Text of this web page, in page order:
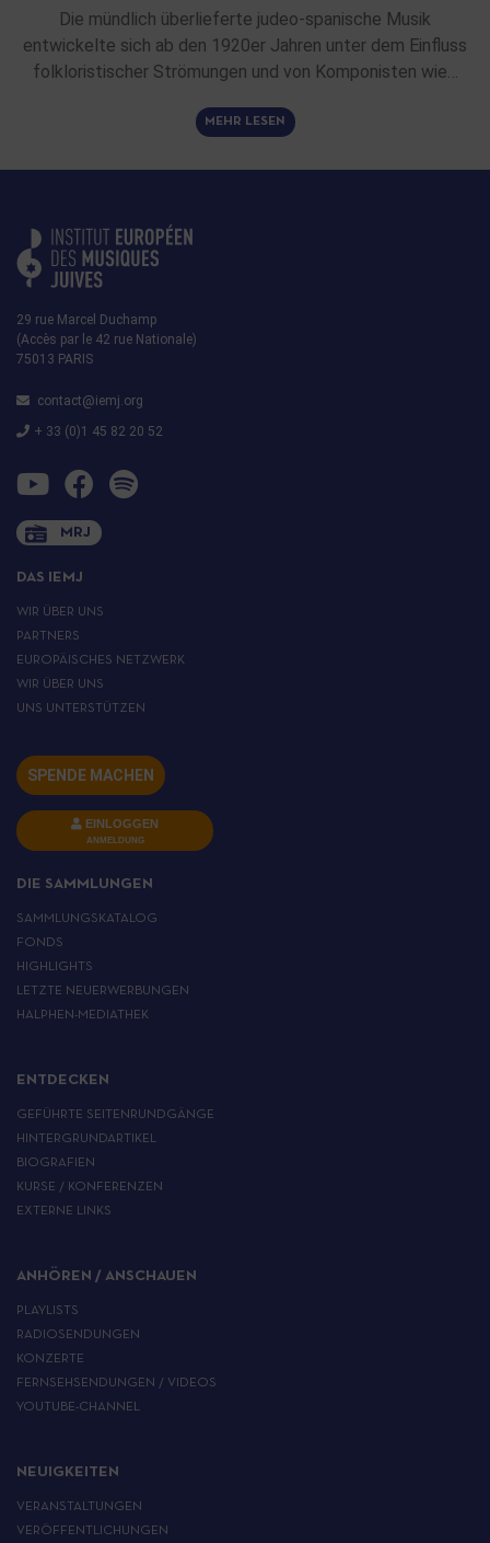
Die mündlich überlieferte judeo-spanische Musik
entwickelte sich ab den 1920er Jahren unter dem Einfluss
folkloristischer Strömungen und von Komponisten wie…
MEHR LESEN
29 rue Marcel Duchamp
(Accès par le 42 rue Nationale)
75013 PARIS
contact@iemj.org
+ 33 (0)1 45 82 20 52
MRJ
DAS IEMJ
WIR ÜBER UNS
PARTNERS
EUROPÄISCHES NETZWERK
WIR ÜBER UNS
UNS UNTERSTÜTZEN
SPENDE MACHEN
EINLOGGEN
ANMELDUNG
DIE SAMMLUNGEN
SAMMLUNGSKATALOG
FONDS
HIGHLIGHTS
LETZTE NEUERWERBUNGEN
HALPHEN-MEDIATHEK
ENTDECKEN
GEFÜHRTE SEITENRUNDGÄNGE
HINTERGRUNDARTIKEL
BIOGRAFIEN
KURSE / KONFERENZEN
EXTERNE LINKS
ANHÖREN / ANSCHAUEN
PLAYLISTS
RADIOSENDUNGEN
KONZERTE
FERNSEHSENDUNGEN / VIDEOS
YOUTUBE-CHANNEL
NEUIGKEITEN
VERANSTALTUNGEN
VERÖFFENTLICHUNGEN